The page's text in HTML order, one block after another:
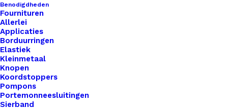
Benodigdheden
Fournituren
Allerlei
Applicaties
Borduurringen
Elastiek
Kleinmetaal
Knopen
Koordstoppers
Pompons
Portemonneesluitingen
Sierband
Little
Label
My
Creation
aantal
Toevoegen aan winkelwagen